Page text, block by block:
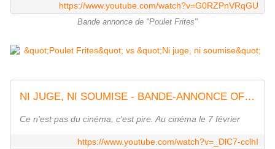
https://www.youtube.com/watch?v=G0RZPnVRqGU
Bande annonce de "Poulet Frites"
NI JUGE, NI SOUMISE - BANDE-ANNONCE OFFICIELLE
Ce n'est pas du cinéma, c'est pire. Au cinéma le 7 février
https://www.youtube.com/watch?v=_DlC7-cclhI